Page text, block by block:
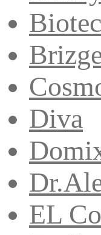
Diva
EL